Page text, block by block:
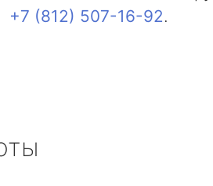
+7 (812) 507-16-92.